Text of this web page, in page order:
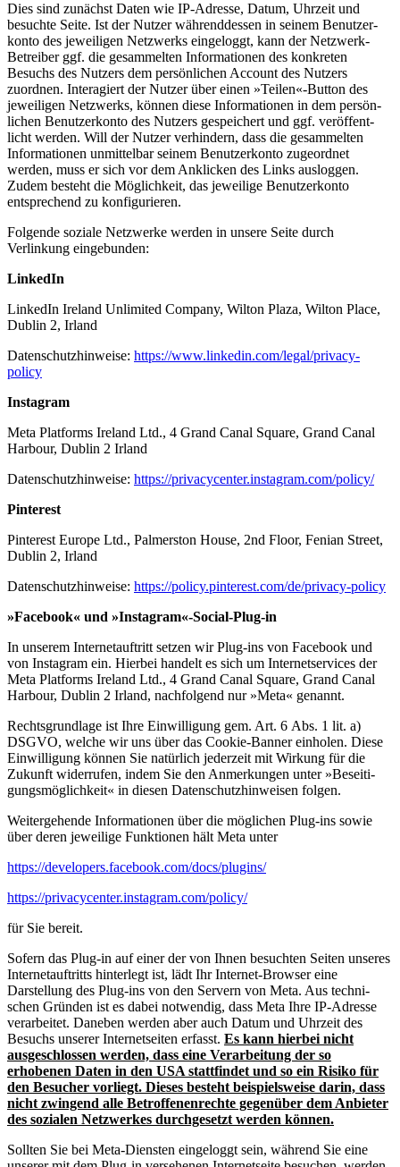
Dies sind zunächst Daten wie IP-Adresse, Datum, Uhrzeit und
besuchte Seite. Ist der Nutzer während­dessen in seinem Benut­zer­
konto des jewei­ligen Netzwerks einge­loggt, kann der Netzwerk-
Betreiber ggf. die gesam­melten Infor­ma­tionen des konkreten
Besuchs des Nutzers dem persön­lichen Account des Nutzers
zuordnen. Inter­agiert der Nutzer über einen »Teilen«-Button des
jewei­ligen Netzwerks, können diese Infor­ma­tionen in dem persön­
lichen Benut­zer­konto des Nutzers gespei­chert und ggf. veröf­fent­
licht werden. Will der Nutzer verhindern, dass die gesam­melten
Infor­ma­tionen unmit­telbar seinem Benut­zer­konto zugeordnet
werden, muss er sich vor dem Anklicken des Links ausloggen.
Zudem besteht die Möglichkeit, das jeweilige Benut­zer­konto
entspre­chend zu konfi­gu­rieren.
Folgende soziale Netzwerke werden in unsere Seite durch
Verlinkung einge­bunden:
LinkedIn
LinkedIn Ireland Unlimited Company, Wilton Plaza, Wilton Place,
Dublin 2, Irland
Daten­schutz­hin­weise: https://www.linkedin.com/legal/privacy-
policy
Instagram
Meta Platforms Ireland Ltd., 4 Grand Canal Square, Grand Canal
Harbour, Dublin 2 Irland
Daten­schutz­hin­weise: https://privacycenter.instagram.com/policy/
Pinterest
Pinterest Europe Ltd., Palmerston House, 2nd Floor, Fenian Street,
Dublin 2, Irland
Daten­schutz­hin­weise: https://policy.pinterest.com/de/privacy-policy
»Facebook« und »Instagram«-Social-Plug-in
In unserem Inter­net­auf­tritt setzen wir Plug-ins von Facebook und
von Instagram ein. Hierbei handelt es sich um Inter­net­ser­vices der
Meta Platforms Ireland Ltd., 4 Grand Canal Square, Grand Canal
Harbour, Dublin 2 Irland, nachfolgend nur »Meta« genannt.
Rechts­grundlage ist Ihre Einwil­ligung gem. Art. 6 Abs. 1 lit. a)
DSGVO, welche wir uns über das Cookie-Banner einholen. Diese
Einwil­ligung können Sie natürlich jederzeit mit Wirkung für die
Zukunft wider­rufen, indem Sie den Anmer­kungen unter »Besei­ti­
gungs­mög­lichkeit« in diesen Daten­schutz­hin­weisen folgen.
Weiter­ge­hende Infor­ma­tionen über die möglichen Plug-ins sowie
über deren jeweilige Funktionen hält Meta unter
https://developers.facebook.com/docs/plugins/
https://privacycenter.instagram.com/policy/
für Sie bereit.
Sofern das Plug-in auf einer der von Ihnen besuchten Seiten unseres
Inter­net­auf­tritts hinterlegt ist, lädt Ihr Internet-Browser eine
Darstellung des Plug-ins von den Servern von Meta. Aus techni­
schen Gründen ist es dabei notwendig, dass Meta Ihre IP-Adresse
verar­beitet. Daneben werden aber auch Datum und Uhrzeit des
Besuchs unserer Inter­net­seiten erfasst. Es kann hierbei nicht
ausge­schlossen werden, dass eine Verar­beitung der so
erhobenen Daten in den USA statt­findet und so ein Risiko für
den Besucher vorliegt. Dieses besteht beispiels­weise darin, dass
nicht zwingend alle Betrof­fe­nen­rechte gegenüber dem Anbieter
des sozialen Netzwerkes durch­ge­setzt werden können.
Sollten Sie bei Meta-Diensten einge­loggt sein, während Sie eine